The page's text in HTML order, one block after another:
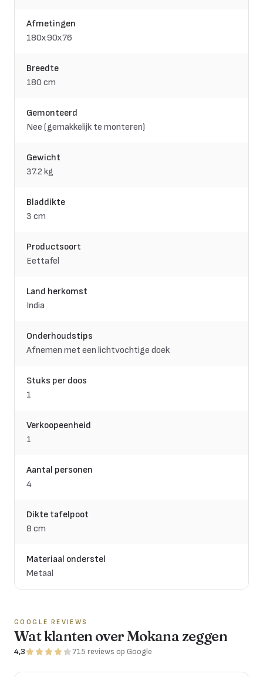
Afmetingen
180x90x76
Breedte
180 cm
Gemonteerd
Nee (gemakkelijk te monteren)
Gewicht
37.2 kg
Bladdikte
3 cm
Productsoort
Eettafel
Land herkomst
India
Onderhoudstips
Afnemen met een lichtvochtige doek
Stuks per doos
1
Verkoopeenheid
1
Aantal personen
4
Dikte tafelpoot
8 cm
Materiaal onderstel
Metaal
GOOGLE REVIEWS
Wat klanten over Mokana zeggen
4,3 715 reviews op Google